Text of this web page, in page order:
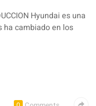
Hyundai es una
ha cambiado en los